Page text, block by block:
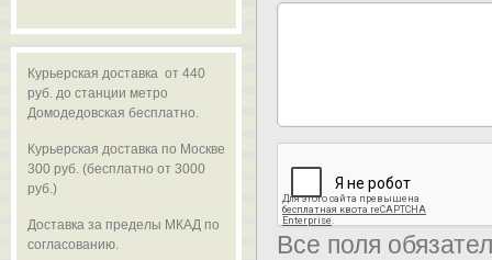
Все поля
Курьерская доставка от 440
руб. до станции метро
Домодедовская бесплатно.
Курьерская доставка по Москве
300 руб. (бесплатно от 3000
руб.)
Доставка за пределы МКАД по
согласованию.